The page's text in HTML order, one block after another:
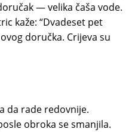
— velika čaša vode.
kaže: “Dvadeset pet
doručka. Crijeva su
da rade redovnije.
obroka se smanjila.